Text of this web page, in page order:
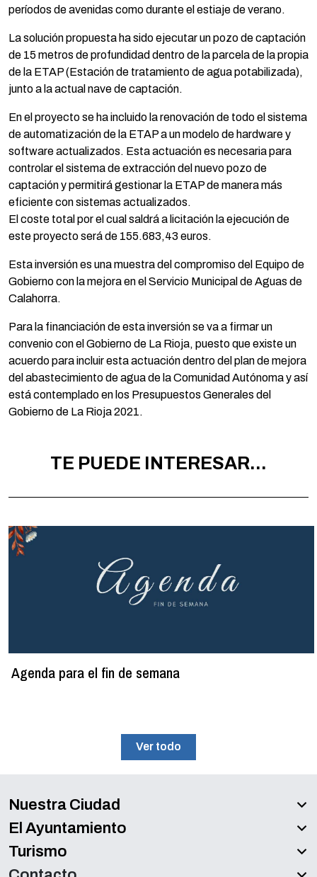
períodos de avenidas como durante el estiaje de verano.
La solución propuesta ha sido ejecutar un pozo de captación
de 15 metros de profundidad dentro de la parcela de la propia
de la ETAP (Estación de tratamiento de agua potabilizada),
junto a la actual nave de captación.
En el proyecto se ha incluido la renovación de todo el sistema
de automatización de la ETAP a un modelo de hardware y
software actualizados. Esta actuación es necesaria para
controlar el sistema de extracción del nuevo pozo de
captación y permitirá gestionar la ETAP de manera más
eficiente con sistemas actualizados.
El coste total por el cual saldrá a licitación la ejecución de
este proyecto será de 155.683,43 euros.
Esta inversión es una muestra del compromiso del Equipo de
Gobierno con la mejora en el Servicio Municipal de Aguas de
Calahorra.
Para la financiación de esta inversión se va a firmar un
convenio con el Gobierno de La Rioja, puesto que existe un
acuerdo para incluir esta actuación dentro del plan de mejora
del abastecimiento de agua de la Comunidad Autónoma y así
está contemplado en los Presupuestos Generales del
Gobierno de La Rioja 2021.
TE PUEDE INTERESAR...
Agenda para el fin de semana
Ver todo
Nuestra Ciudad
El Ayuntamiento
Turismo